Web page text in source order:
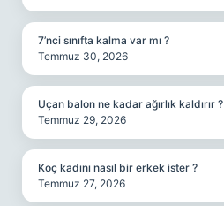
7’nci sınıfta kalma var mı ?
Temmuz 30, 2026
Uçan balon ne kadar ağırlık kaldırır ?
Temmuz 29, 2026
Koç kadını nasıl bir erkek ister ?
Temmuz 27, 2026